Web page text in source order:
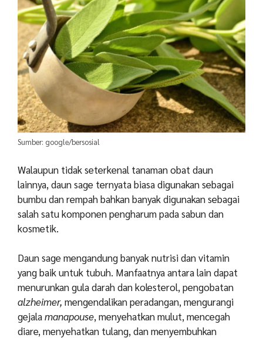
Sumber: google/bersosial
Walaupun tidak seterkenal tanaman obat daun
lainnya, daun sage ternyata biasa digunakan sebagai
bumbu dan rempah bahkan banyak digunakan sebagai
salah satu komponen pengharum pada sabun dan
kosmetik.
Daun sage mengandung banyak nutrisi dan vitamin
yang baik untuk tubuh. Manfaatnya antara lain dapat
menurunkan gula darah dan kolesterol, pengobatan
alzheimer, mengendalikan peradangan, mengurangi
gejalamanapouse, menyehatkan mulut, mencegah
diare, menyehatkan tulang, dan menyembuhkan